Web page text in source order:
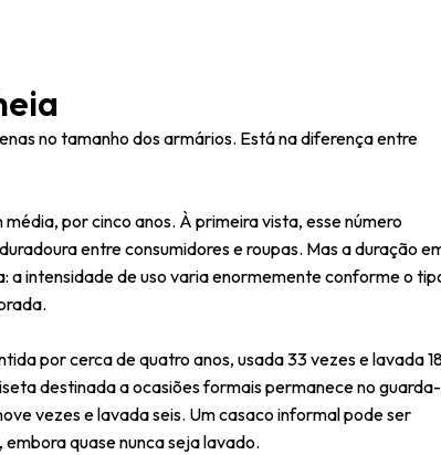
no tamanho dos armários. Está na diferença entre
por cinco anos. À primeira vista, esse número
entre consumidores e roupas. Mas a duração
a intensidade de uso varia enormemente conforme o
por cerca de quatro anos, usada 33 vezes e lavada
destinada a ocasiões formais permanece no guarda-
vezes e lavada seis. Um casaco informal pode ser
quase nunca seja lavado.